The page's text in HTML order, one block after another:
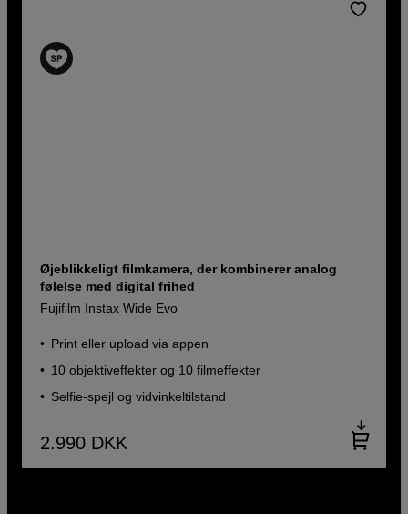
Øjeblikkeligt filmkamera, der kombinerer analog
følelse med digital frihed
Fujifilm Instax Wide Evo
Print eller upload via appen
10 objektiveffekter og 10 filmeffekter
Selfie-spejl og vidvinkeltilstand
2.990 DKK